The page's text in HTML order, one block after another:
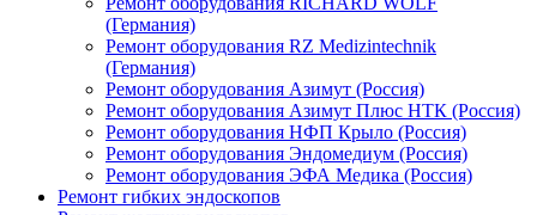
(Германия)
Ремонт оборудования RZ Medizintechnik
(Германия)
Ремонт оборудования Азимут (Россия)
Ремонт оборудования Азимут Плюс НТК (Россия)
Ремонт оборудования НФП Крыло (Россия)
Ремонт оборудования Эндомедиум (Россия)
Ремонт оборудования ЭФА Медика (Россия)
Ремонт гибких эндоскопов